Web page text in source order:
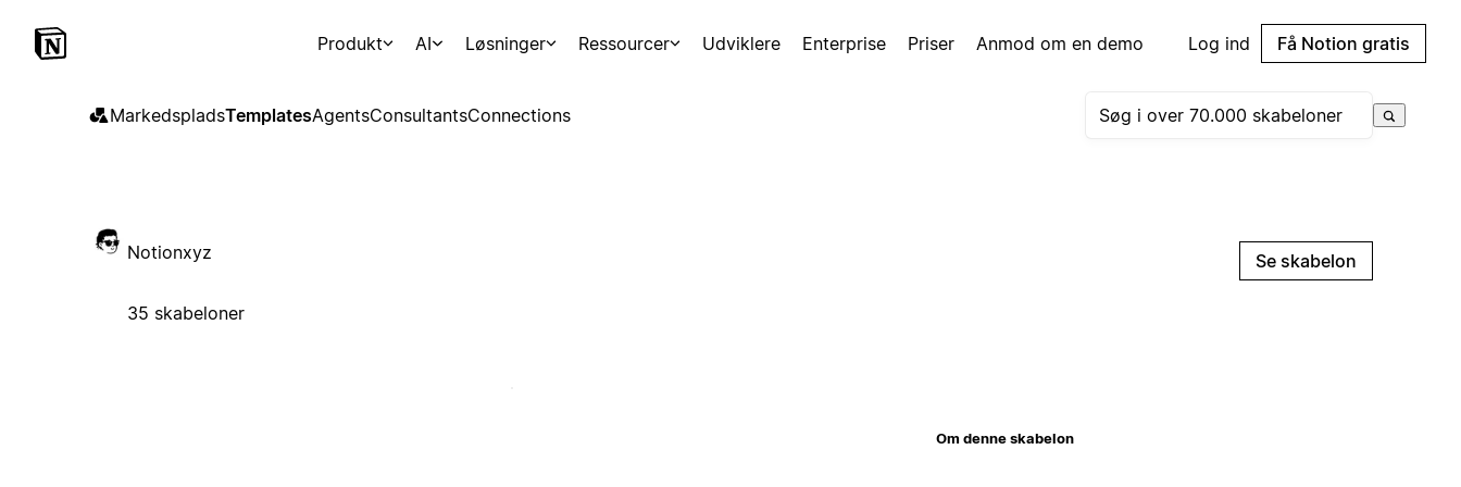
Produkt AI Løsninger Ressourcer Udviklere Enterprise Priser Anmod om en demo Log ind Få Notion gratis
MarkedspladsTemplatesAgentsConsultantsConnections
Notionxyz
35 skabeloner
Se skabelon
Om denne skabelon